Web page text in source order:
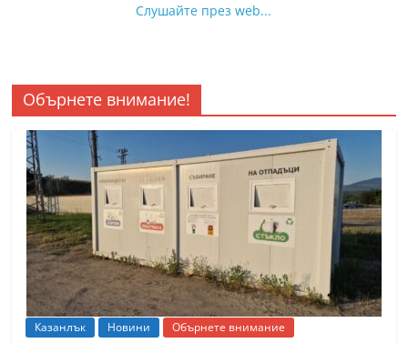
Слушайте през web...
Обърнете внимание!
Казанлък Новини Обърнете внимание